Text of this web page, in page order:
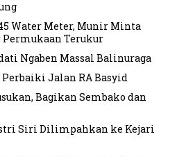
Water Meter, Munir Minta
Terukur
Ngaben Massal Balinuraga
Jalan RA Basyid
Bagikan Sembako dan
Siri Dilimpahkan ke Kejari